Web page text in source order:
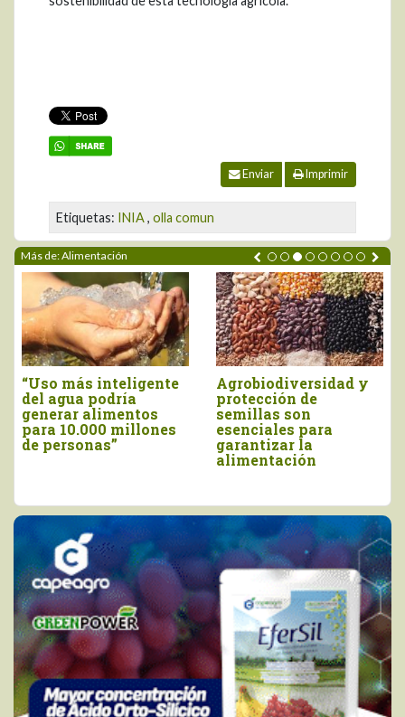
Enviar Imprimir
Etiquetas: INIA, olla comun
Más de: Alimentación
más inteligente
podría
alimentos
millones
Agrobiodiversidad y
protección de
semillas son
esenciales para
garantizar la
alimentación